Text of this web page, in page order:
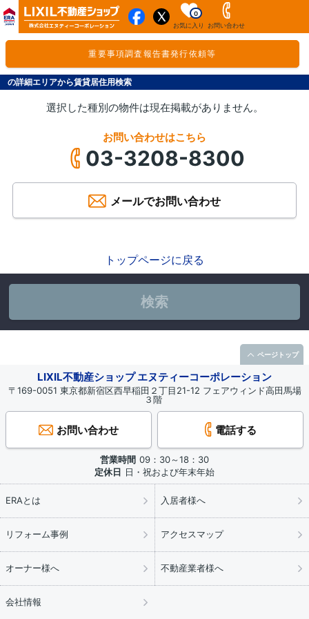
お気に入り
0
お問い合わせ
重要事項調査報告書発行依頼等
の詳細エリアから賃貸居住用検索
選択した種別の物件は現在掲載がありません。
お問い合わせはこちら
03-3208-8300
メールでお問い合わせ
トップページに戻る
検索
LIXIL不動産ショップ エヌティーコーポレーション
〒169-0051 東京都新宿区西早稲田２丁目21-12 フェアウィンド高田馬場
３階
お問い合わせ 電話する
営業時間 09：30～18：30
定休日 日・祝および年末年始
ERAとは 入居者様へ
リフォーム事例 アクセスマップ
オーナー様へ 不動産業者様へ
会社情報
ページトップ